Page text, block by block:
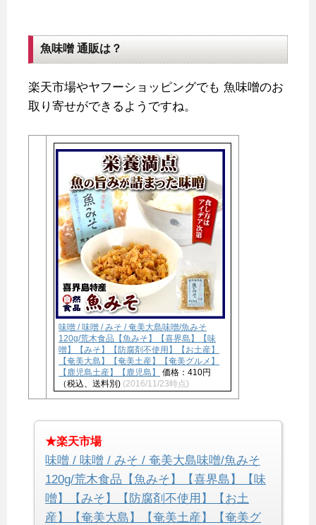
魚味噌 通販は？
楽天市場やヤフーショッピングでも 魚味噌のお
取り寄せができるようですね。
味噌 / 味噌 / みそ / 奄美大島味噌/魚みそ
120g/荒木食品【魚みそ】【喜界島】【味
噌】【みそ】【防腐剤不使用】【お土産】
【奄美大島】【奄美土産】【奄美グルメ】
【鹿児島土産】【鹿児島】
価格：410円
（税込、送料別) (2016/11/23時点)
★楽天市場
味噌 / 味噌 / みそ / 奄美大島味噌/魚みそ
120g/荒木食品【魚みそ】【喜界島】【味
噌】【みそ】【防腐剤不使用】【お土
産】【奄美大島】【奄美土産】【奄美グ